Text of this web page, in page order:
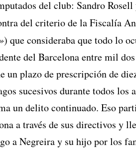
del club: Sandro
del criterio de la Fiscalía
) que consideraba que todo lo
del Barcelona entre mil
un plazo de prescripción de
sucesivos durante todos
un delito continuado. Eso
a través de sus directivos y
a Negreira y su hijo por los